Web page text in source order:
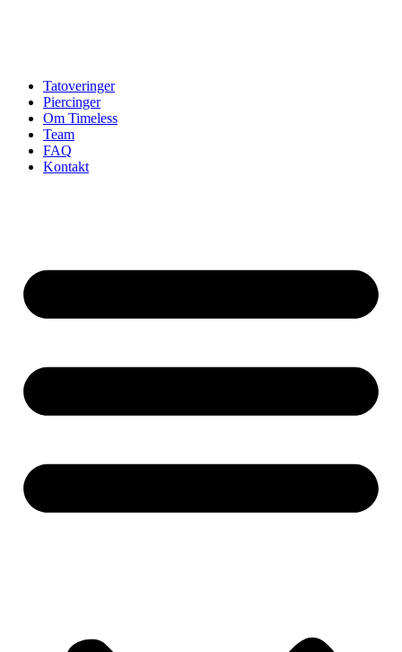
Tatoveringer
Piercinger
Om Timeless
Team
FAQ
Kontakt